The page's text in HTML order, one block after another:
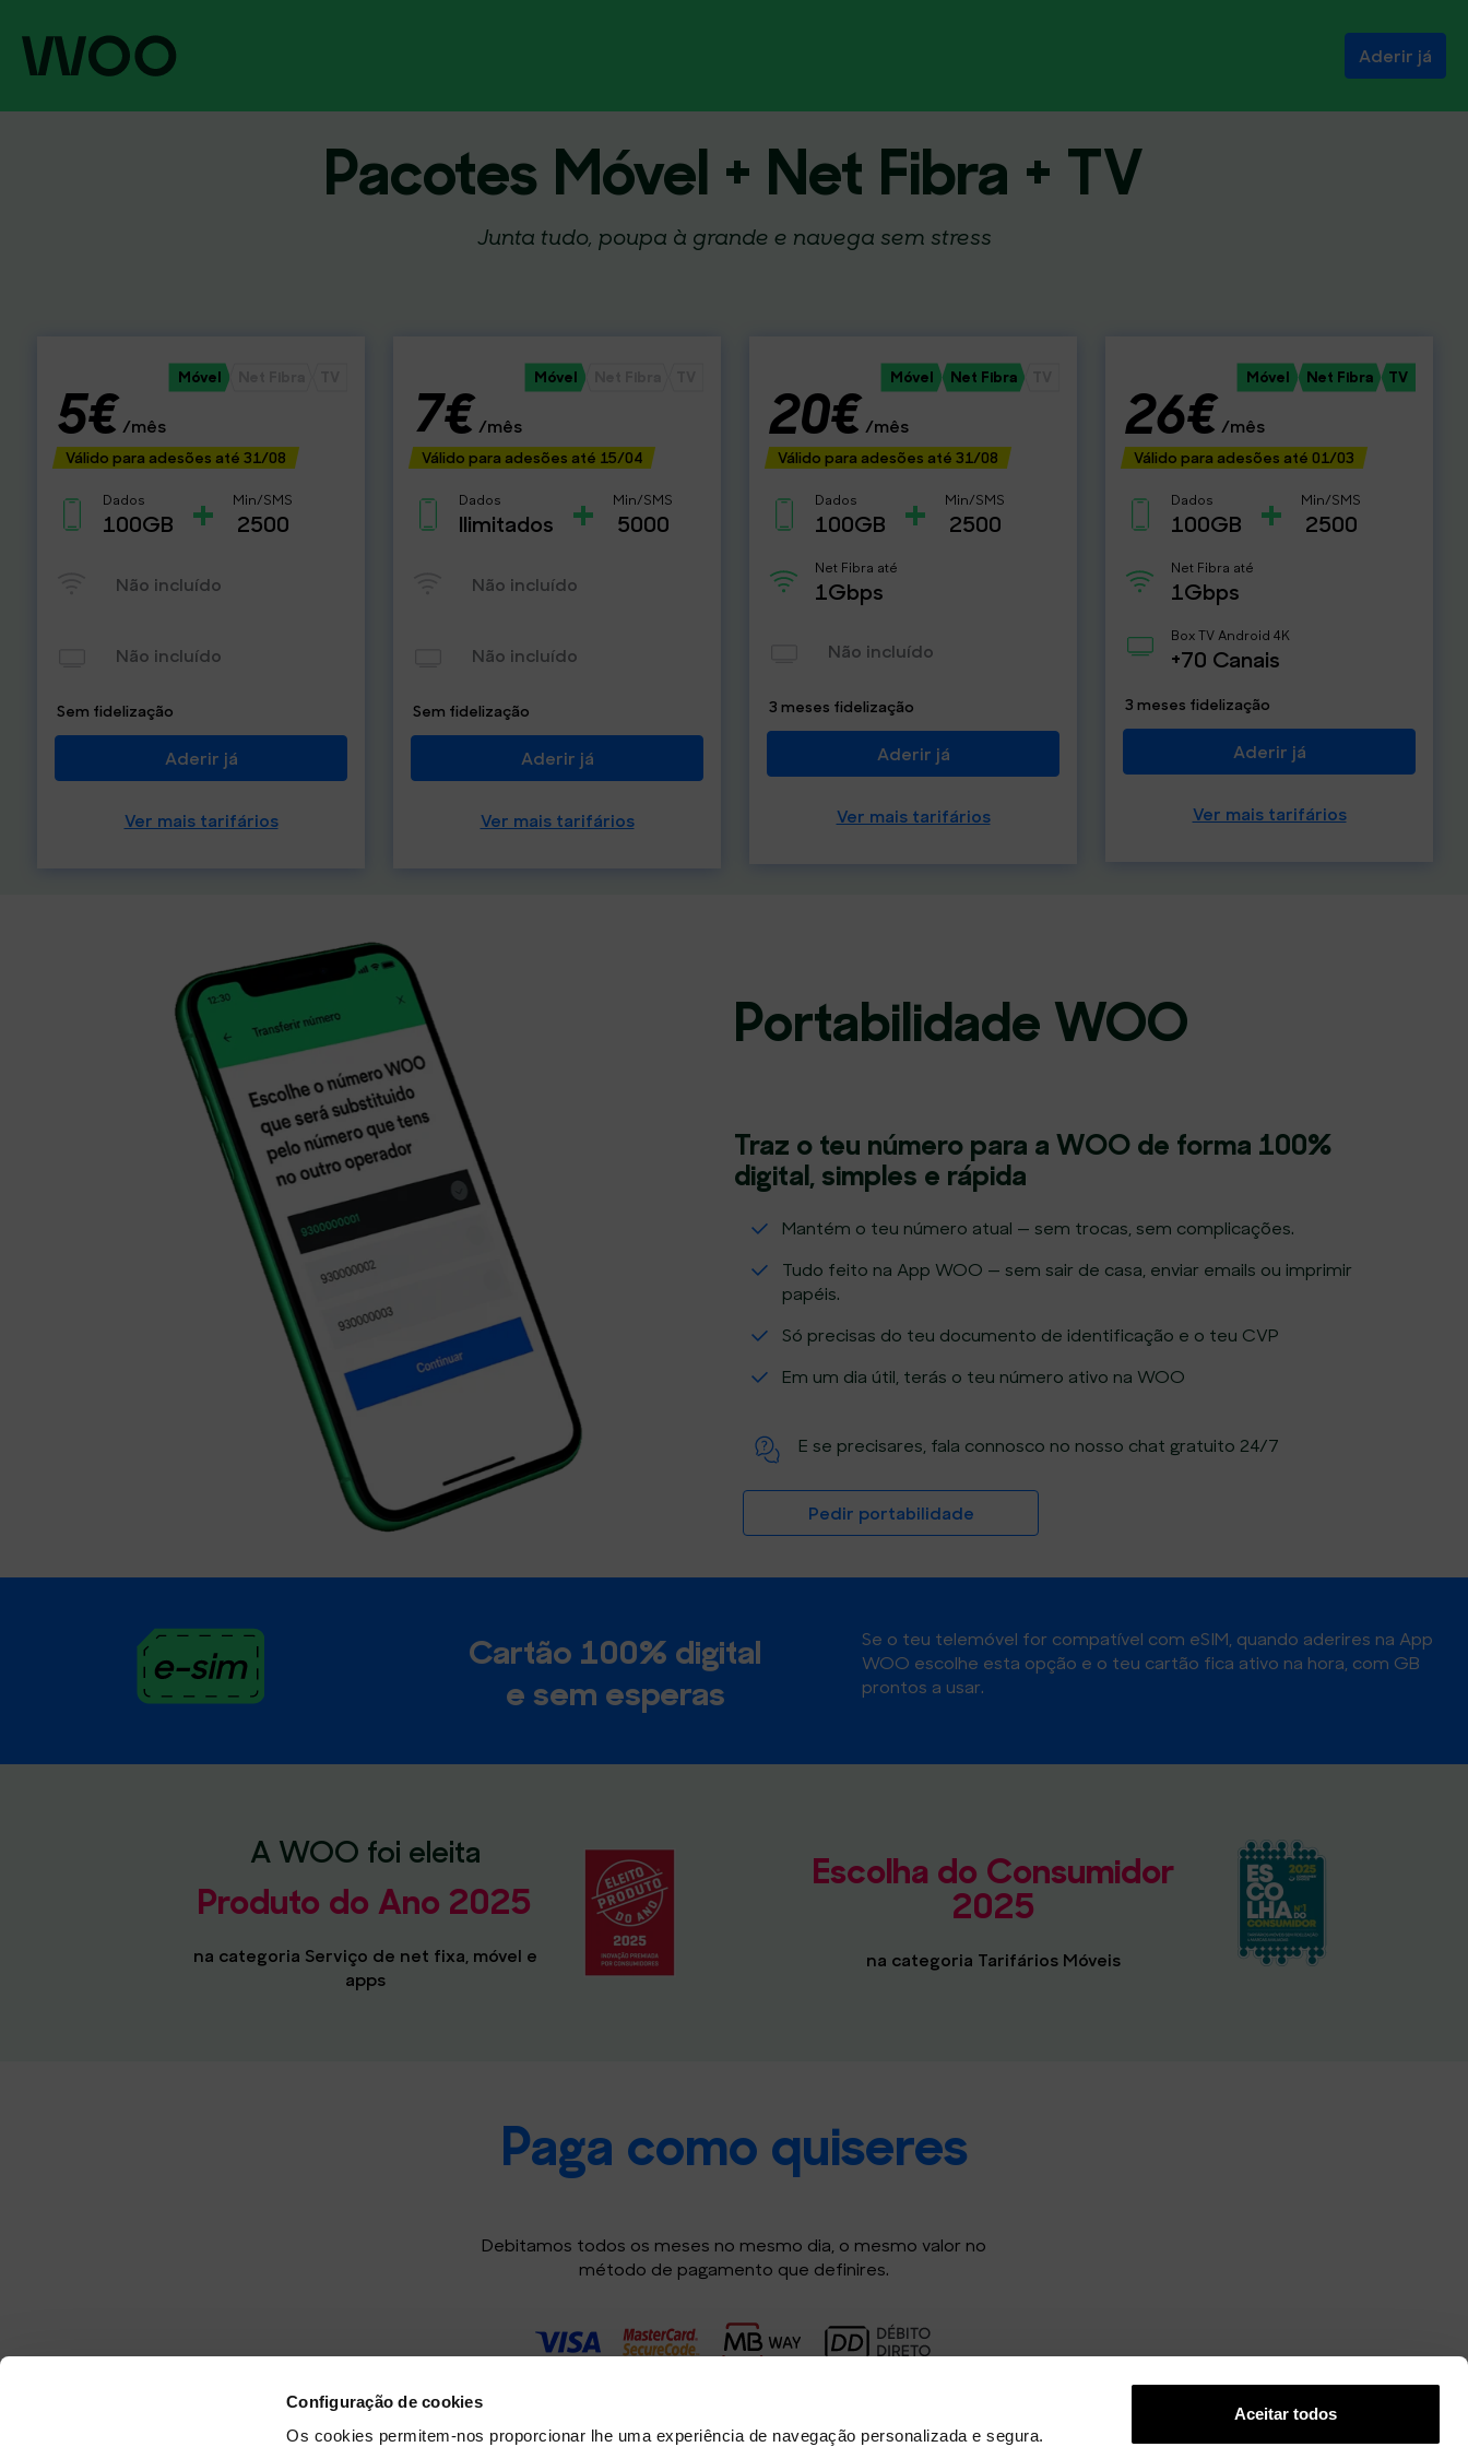
Configuração de cookies
Os cookies permitem-nos proporcionar lhe uma experiência de navegação personalizada e segura.
Aceitar todos
Aderir já
Pacotes Móvel + Net Fibra + TV
Junta tudo, poupa à grande e navega sem stress
Móvel
5€ /mês
Válido para adesões até 31/08
Dados
100GB + Min/SMS
2500
Não incluído
Não incluído
Sem fidelização
Aderir já
Ver mais tarifários
Móvel
7€ /mês
Válido para adesões até 15/04
Dados
Ilimitados + Min/SMS
5000
Não incluído
Não incluído
Sem fidelização
Aderir já
Ver mais tarifários
Móvel Net Fibra
20€ /mês
Válido para adesões até 31/08
Dados
100GB + Min/SMS
2500
Net Fibra até
1Gbps
Não incluído
3 meses fidelização
Aderir já
Ver mais tarifários
Móvel Net Fibra TV
26€ /mês
Válido para adesões até 01/03
Dados
100GB + Min/SMS
2500
Net Fibra até
1Gbps
Box TV Android 4K
+70 Canais
3 meses fidelização
Aderir já
Ver mais tarifários
Portabilidade WOO
Traz o teu número para a WOO de forma 100%
digital, simples e rápida
Mantém o teu número atual — sem trocas, sem complicações.
Tudo feito na App WOO — sem sair de casa, enviar emails ou imprimir
papéis.
Só precisas do teu documento de identificação e o teu CVP
Em um dia útil, terás o teu número ativo na WOO
E se precisares, fala connosco no nosso chat gratuito 24/7
Pedir portabilidade
Cartão 100% digital
e sem esperas
Se o teu telemóvel for compatível com eSIM, quando aderires na App
WOO escolhe esta opção e o teu cartão fica ativo na hora, com GB
prontos a usar.
A WOO foi eleita
Produto do Ano 2025
na categoria Serviço de net fixa, móvel e
apps
Escolha do Consumidor
2025
na categoria Tarifários Móveis
Paga como quiseres
Debitamos todos os meses no mesmo dia, o mesmo valor no
método de pagamento que definires.